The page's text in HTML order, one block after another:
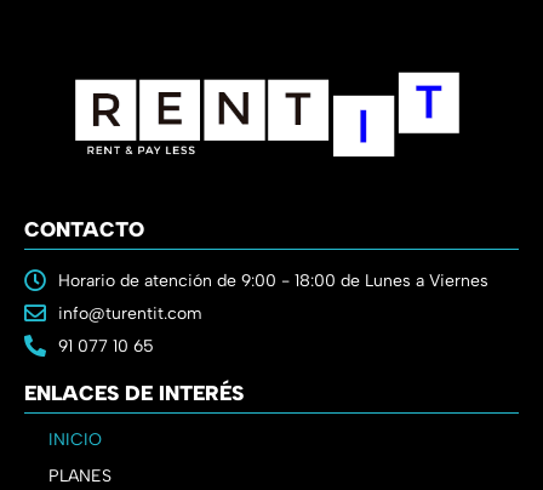
CONTACTO
Horario de atención de 9:00 - 18:00 de Lunes a Viernes
info@turentit.com
91 077 10 65
ENLACES DE INTERÉS
INICIO
PLANES